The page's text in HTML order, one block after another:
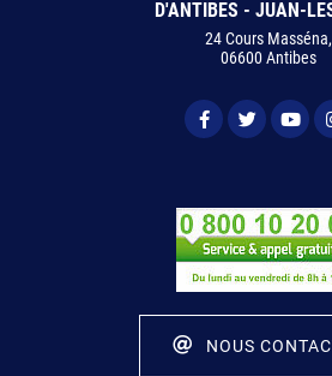
D'ANTIBES - JUAN-
24 Cours Masséna,
06600 Antibes
NOUS